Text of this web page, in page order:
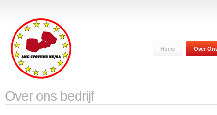
Home Over
Over ons bedrijf